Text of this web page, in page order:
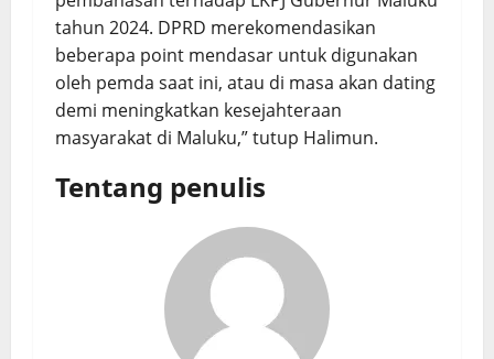
tahun 2024. DPRD merekomendasikan
beberapa point mendasar untuk digunakan
oleh pemda saat ini, atau di masa akan dating
demi meningkatkan kesejahteraan
masyarakat di Maluku,” tutup Halimun.
Tentang penulis